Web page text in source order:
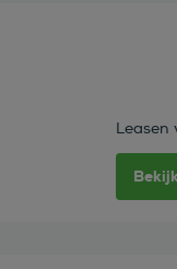
Leasen